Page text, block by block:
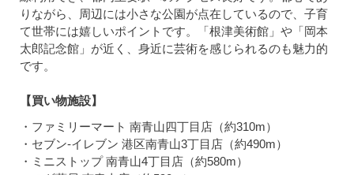
りながら、周辺には小さな公園が点在しているので、子育
て世帯には嬉しいポイントです。「根津美術館」や「岡本
太郎記念館」が近く、身近に芸術を感じられるのも魅力的
です。
【買い物施設】
・ファミリーマート 南青山四丁目店（約310m）
・セブン-イレブン 港区南青山3丁目店（約490m）
・ミニストップ 南青山4丁目店（約580m）